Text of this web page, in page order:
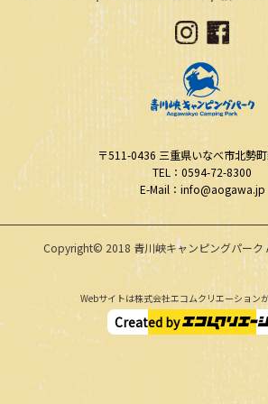
〒511-0436三重県いなべ市北勢
TEL：0594-72-8300
E-Mail：info@aogawa.jp
Copyright© 2018 青川峡キャンピングパーク
Webサイトは株式会社エコムクリエーション
Created by